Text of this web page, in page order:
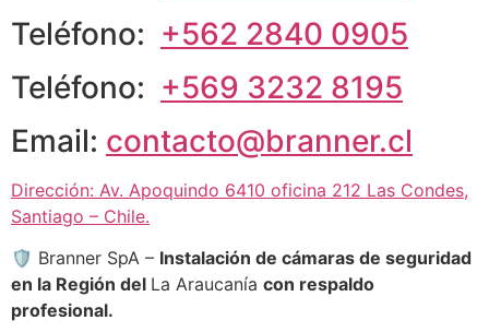
Teléfono: +562 2840 0905
Teléfono: +569 3232 8195
Email: contacto@branner.cl
Dirección: Av. Apoquindo 6410 oficina 212 Las Condes,
Santiago – Chile.
🛡 Branner SpA – Instalación de cámaras de seguridad
en la Región del La Araucanía con respaldo
profesional.